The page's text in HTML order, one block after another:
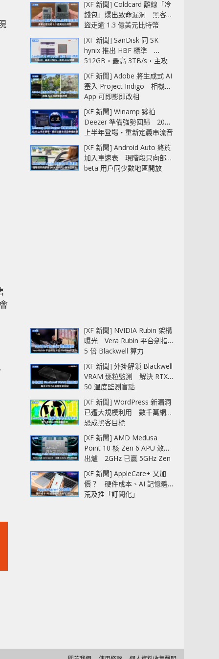
[XF 新聞] Coldcard 離線「冷
錢包」爆出致命漏洞 黑客已
盜走逾 1.3 億美元比特幣
[XF 新聞] SanDisk 同 SK
hynix 推出 HBF 標準
512GB‧最高 3TB/s‧主攻
AI 記憶體
[XF 新聞] Adobe 將生成式 AI
塞入 Project Indigo 相機
App 可即影即改相
[XF 新聞] Winamp 夥拍
Deezer 準備強勢回歸 2027
上半年登場‧重新定義串流音
樂播放器
[XF 新聞] Android Auto 終於
加入車速表 現階段只向部分
beta 用戶同少數地區開放
[XF 新聞] NVIDIA Rubin 架構
曝光 Vera Rubin 平台劍指
5 倍 Blackwell 算力
[XF 新聞] 外掛解鎖 Blackwell
VRAM 逐粒監測 解決 RTX
50 溫度監測盲點
[XF 新聞] WordPress 新漏洞
已遭大規模利用 數千萬網站
恐成黑客目標
[XF 新聞] AMD Medusa
Point 10 核 Zen 6 APU 效能
出爐 2GHz 已贏 5GHz Zen
5‧全速 5.4GHz 更拉開距離
[XF 新聞] AppleCare+ 又加
價？ 硬件成本、AI 記憶體
荒及推「訂閱化」